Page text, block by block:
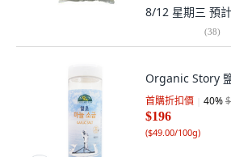
8/12 星期三 預
(38)
Organic Story
首購折扣價 40%
$196
($49.00/100g)